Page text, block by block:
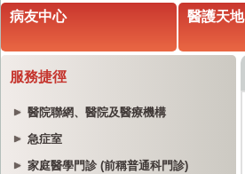
病友中心 醫護天地
服務捷徑
醫院聯網、醫院及醫療機構
急症室
家庭醫學門診 (前稱普通科門診)